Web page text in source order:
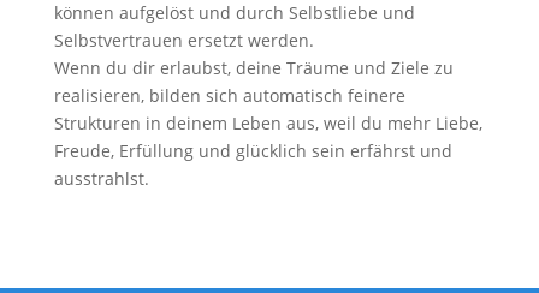
können aufgelöst und durch Selbstliebe und
Selbstvertrauen ersetzt werden.
Wenn du dir erlaubst, deine Träume und Ziele zu
realisieren, bilden sich automatisch feinere
Strukturen in deinem Leben aus, weil du mehr Liebe,
Freude, Erfüllung und glücklich sein erfährst und
ausstrahlst.